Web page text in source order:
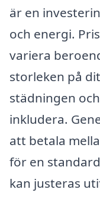
är en
och energi.
variera
storleken på
städningen
inkludera.
att betala
för en
kan justeras